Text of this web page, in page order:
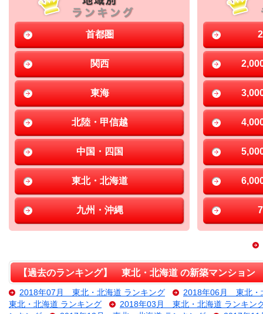
首都圏
関西
東海
北陸・甲信越
中国・四国
東北・北海道
九州・沖縄
【過去のランキング】 東北・北海道 の新築マンション
2018年07月 東北・北海道 ランキング
2018年06月 東北・
東北・北海道 ランキング
2018年03月 東北・北海道 ランキン